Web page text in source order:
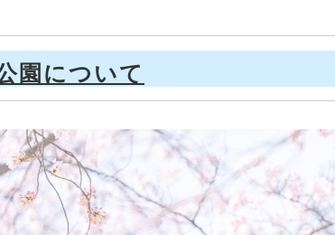
園について